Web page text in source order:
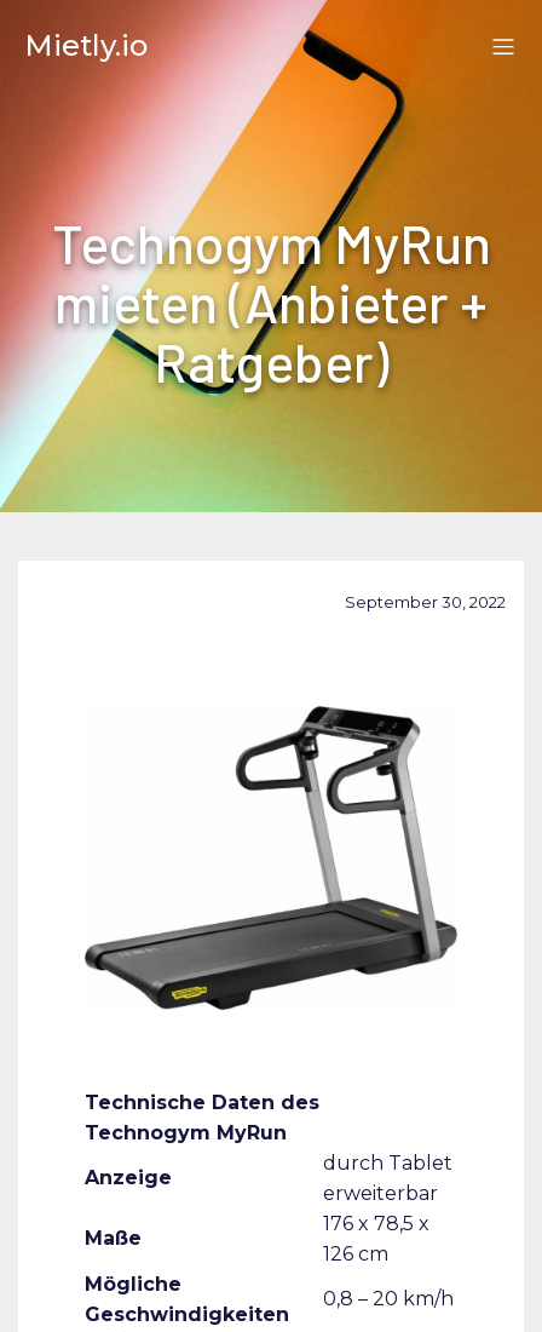
Mietly.io
Technogym MyRun
mieten (Anbieter +
Ratgeber)
September 30, 2022
Technische Daten des
Technogym MyRun
Anzeige
durch Tablet
erweiterbar
Maße
176 x 78,5 x
126 cm
Mögliche
Geschwindigkeiten
0,8 – 20 km/h